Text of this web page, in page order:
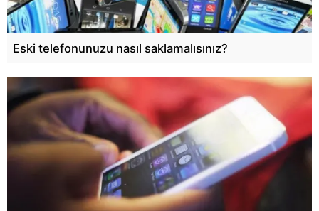
Eski telefonunuzu nasıl saklamalısınız?